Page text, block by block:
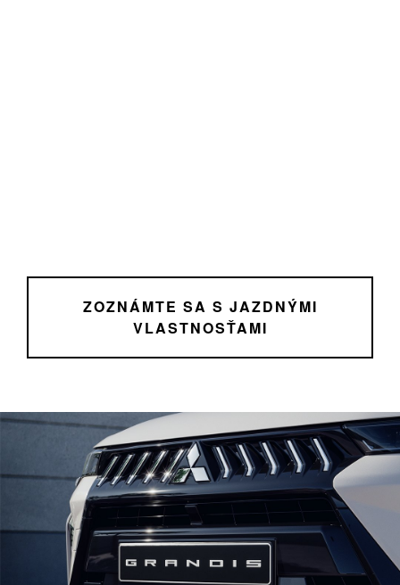
ZOZNÁMTE SA S JAZDNÝMI
VLASTNOSŤAMI